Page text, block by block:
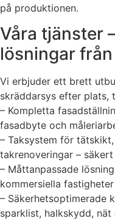
på produktionen.
Våra tjänster
lösningar
Vi erbjuder ett brett
skräddarsys efter plats,
– Kompletta
fasadbyte och
– Taksystem för
takrenoveringar –
– Måttanpassade
kommersiella
– Säkerhetsoptimerade
sparklist, halkskydd,